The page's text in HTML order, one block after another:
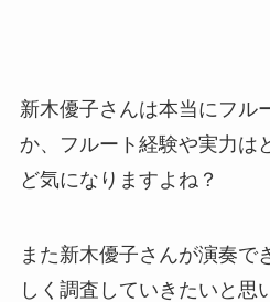
新木優子さんは本当にフル
か、フルート経験や実力は
ど気になりますよね？
また新木優子さんが演奏で
しく調査していきたいと思